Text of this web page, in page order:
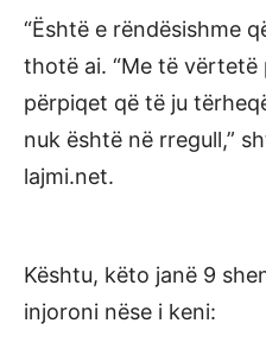
“Është e rëndësishme
thotë ai. “Me të vërtetë
përpiqet që të ju
nuk është në rregull,”
lajmi.net.
Kështu, këto janë 9
injoroni nëse i keni: